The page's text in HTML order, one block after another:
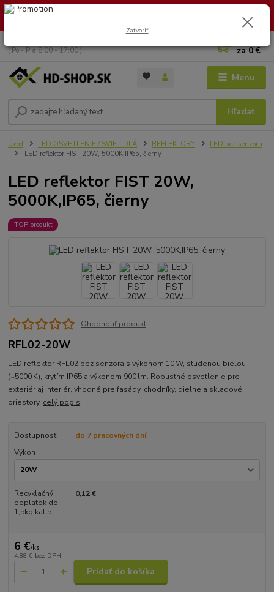
🏖️ DOVOLENKA 30.7.2026 – 9.8.2026 · Objednávky vybavíme po
Menu
Hľadať
( Po - Pia 8:00 - 17:00 )
za0 €
Úvod LED OSVETLENIE / SVIETIDLÁ REFLEKTORY
LED bez senzoru
LED reflektor FIST 20W, 5000K,IP65, čierny
LED reflektor FIST 20W,
5000K,IP65, čierny
TOP produkt
Ohodnotiť produkt
RFL02-20W
LED reflektor RFL02 bez senzora s výkonom 10 W, studenou bielou
(~5000 K), krytím IP65 a výkonom 900 lm. Robustné osvetlenie pre
exteriér aj interiér, vhodné pre fasády, chodníky, dielne a skladové
priestory. celý popis
Dostupnosť
do 7 pracovných dní
Výkon
Recyklačný
poplatok do
1,5kg kat.5
0,12 €
6 €/ks
4,88 € bez DPH
Pridať do košíka
Zatvoriť